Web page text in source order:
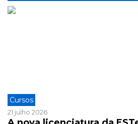
Cursos
21 julho 2026